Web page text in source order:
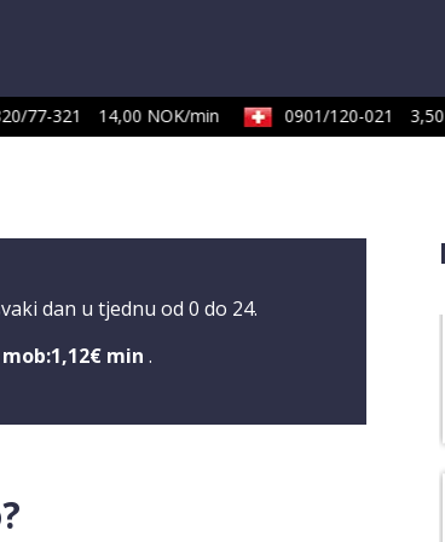
77-321 14,00 NOK/min 0901/120-021 3,50
dan u tjednu od 0 do 24.
min .